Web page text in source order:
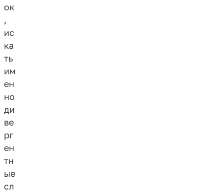
ок
,
ис
ка
ть
им
ен
но
ди
ве
рг
ен
тн
ые
сл